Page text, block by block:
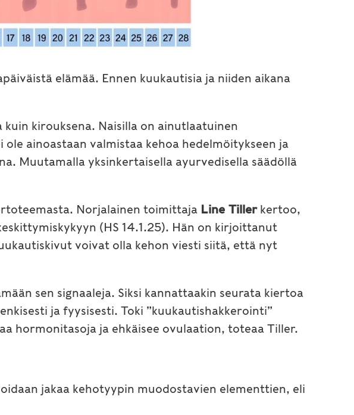
elämää. Ennen kuukautisia ja niiden aikana
kirouksena. Naisilla on ainutlaatuinen
ainoastaan valmistaa kehoa hedelmöitykseen ja
Muutamalla yksinkertaisella ayurvedisella säädöllä
Norjalainen toimittaja Line Tillerkertoo,
(HS 14.1.25). Hän on kirjoittanut
voivat olla kehon viesti siitä, että nyt
sen signaaleja. Siksi kannattaakin seurata kiertoa
ja fyysisesti. Toki ”kuukautishakkerointi”
hormonitasoja ja ehkäisee ovulaation, toteaa Tiller.
jakaa kehotyypin muodostavien elementtien, eli